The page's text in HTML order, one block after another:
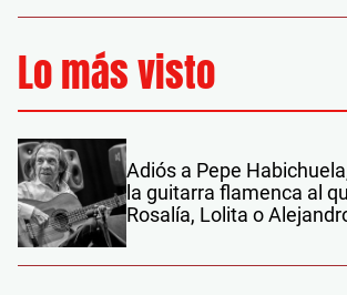
Lo más visto
Adiós a Pepe
la guitarra flamenca al
Rosalía, Lolita o